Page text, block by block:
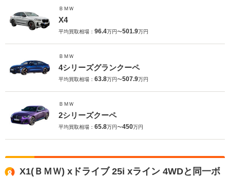
ＢＭＷ
X4
平均買取相場： 96.4万円〜501.9万円
ＢＭＷ
4シリーズグランクーペ
平均買取相場： 63.8万円〜507.9万円
ＢＭＷ
2シリーズクーペ
平均買取相場： 65.8万円〜450万円
X1(ＢＭＷ) xドライブ 25i xライン 4WDと同一ボ